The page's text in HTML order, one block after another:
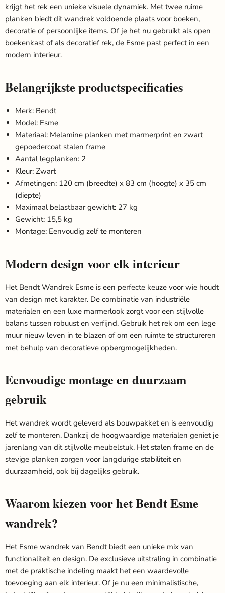
krijgt het rek een unieke visuele dynamiek. Met twee ruime
planken biedt dit wandrek voldoende plaats voor boeken,
decoratie of persoonlijke items. Of je het nu gebruikt als open
boekenkast of als decoratief rek, de Esme past perfect in een
modern interieur.
Belangrijkste productspecificaties
Merk: Bendt
Model: Esme
Materiaal: Melamine planken met marmerprint en zwart
gepoedercoat stalen frame
Aantal legplanken: 2
Kleur: Zwart
Afmetingen: 120 cm (breedte) x 83 cm (hoogte) x 35 cm
(diepte)
Maximaal belastbaar gewicht: 27 kg
Gewicht: 15,5 kg
Montage: Eenvoudig zelf te monteren
Modern design voor elk interieur
Het Bendt Wandrek Esme is een perfecte keuze voor wie houdt
van design met karakter. De combinatie van industriële
materialen en een luxe marmerlook zorgt voor een stijlvolle
balans tussen robuust en verfijnd. Gebruik het rek om een lege
muur nieuw leven in te blazen of om een ruimte te structureren
met behulp van decoratieve opbergmogelijkheden.
Eenvoudige montage en duurzaam
gebruik
Het wandrek wordt geleverd als bouwpakket en is eenvoudig
zelf te monteren. Dankzij de hoogwaardige materialen geniet je
jarenlang van dit stijlvolle meubelstuk. Het stalen frame en de
stevige planken zorgen voor langdurige stabiliteit en
duurzaamheid, ook bij dagelijks gebruik.
Waarom kiezen voor het Bendt Esme
wandrek?
Het Esme wandrek van Bendt biedt een unieke mix van
functionaliteit en design. De exclusieve uitstraling in combinatie
met de praktische indeling maakt het een waardevolle
toevoeging aan elk interieur. Of je nu een minimalistische,